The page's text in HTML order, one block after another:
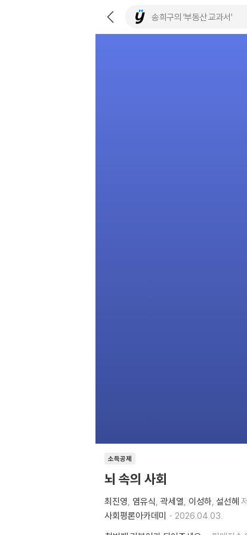
소득공제
뇌 속의 사회
최진영 염유식 곽세열 이성하 설선혜 저
사회평론아카데미
2026.04.03.